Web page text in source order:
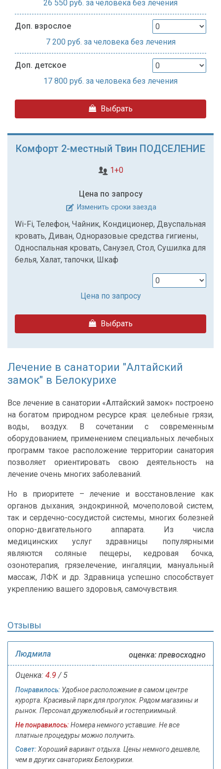
26 550 руб. за человека без лечения
Доп. взрослое
7 200 руб. за человека без лечения
Доп. детское
17 800 руб. за человека без лечения
Выбрать
Комфорт 2-местный Твин ПОДСЕЛЕНИЕ
1+0
Цена по запросу
Изменить сроки заезда
Wi-Fi, Телефон, Чайник, Кондиционер, Двуспальная
кровать, Диван, Одноразовые средства гигиены,
Односпальная кровать, Санузел, Стол, Сушилка для
белья, Халат, тапочки, Шкаф
Цена по запросу
Выбрать
Лечение в санатории "Алтайский
замок" в Белокурихе
Все лечение в санатории «Алтайский замок» построено
на богатом природном ресурсе края: целебные грязи,
воды, воздух. В сочетании с современным
оборудованием, применением специальных лечебных
программ такое расположение территории санатория
позволяет ориентировать свою деятельность на
лечение очень многих заболеваний.
Но в приоритете – лечение и восстановление как
органов дыхания, эндокринной, мочеполовой систем,
так и сердечно-сосудистой системы, многих болезней
опорно-двигательного аппарата. Из числа
медицинских услуг здравницы популярными
являются соляные пещеры, кедровая бочка,
озонотерапия, грязелечение, ингаляции, мануальный
массаж, ЛФК и др. Здравница успешно способствует
укреплению вашего здоровья, самочувствия.
Отзывы
Людмила оценка: превосходно
Оценка: 4.9 / 5
Понравилось: Удобное расположение в самом центре
курорта. Красивый парк для прогулок. Рядом магазины и
рынок. Персонал дружелюбный и гостеприимный.
Не понравилось: Номера немного уставшие. Не все
платные процедуры можно получить.
Совет: Хороший вариант отдыха. Цены немного дешевле,
чем в других санаториях Белокурихи.